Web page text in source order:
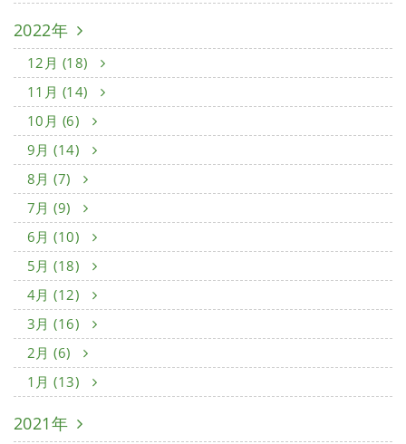
2022年
12月 (18)
11月 (14)
10月 (6)
9月 (14)
8月 (7)
7月 (9)
6月 (10)
5月 (18)
4月 (12)
3月 (16)
2月 (6)
1月 (13)
2021年